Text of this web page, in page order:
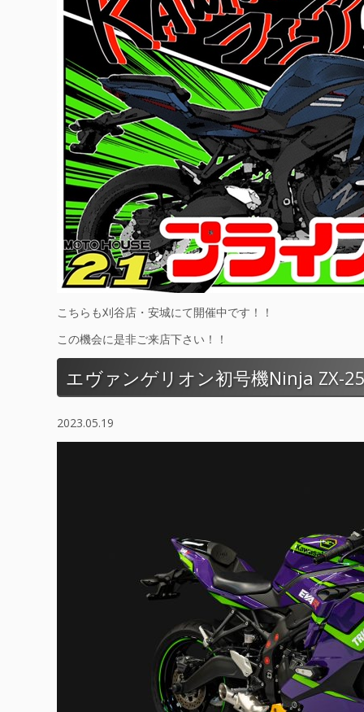
こちらも刈谷店・安城にて開催中です！！
この機会に是非ご来店下さい！！
エヴァンゲリオン初号機Ninja ZX-
2023.05.19